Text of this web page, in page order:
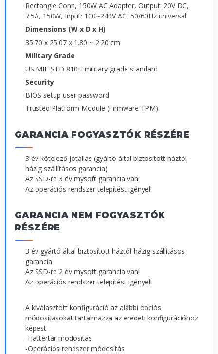
Rectangle Conn, 150W AC Adapter, Output: 20V DC,
7.5A, 150W, Input: 100~240V AC, 50/60Hz universal
Dimensions (W x D x H)
35.70 x 25.07 x 1.80 ~ 2.20 cm
Military Grade
US MIL-STD 810H military-grade standard
Security
BIOS setup user password
Trusted Platform Module (Firmware TPM)
GARANCIA FOGYASZTÓK RÉSZÉRE
3 év kötelező jótállás (gyártó által biztosított háztól-
házig szállításos garancia)
Az SSD-re 3 év mysoft garancia van!
Az operációs rendszer telepítést igényel!
GARANCIA NEM FOGYASZTÓK
RÉSZÉRE
3 év gyártó által biztosított háztól-házig szállításos
garancia
Az SSD-re 2 év mysoft garancia van!
Az operációs rendszer telepítést igényel!
A kiválasztott konfiguráció az alábbi opciós
módosításokat tartalmazza az eredeti konfigurációhoz
képest:
-Háttértár módosítás
-Operációs rendszer módosítás